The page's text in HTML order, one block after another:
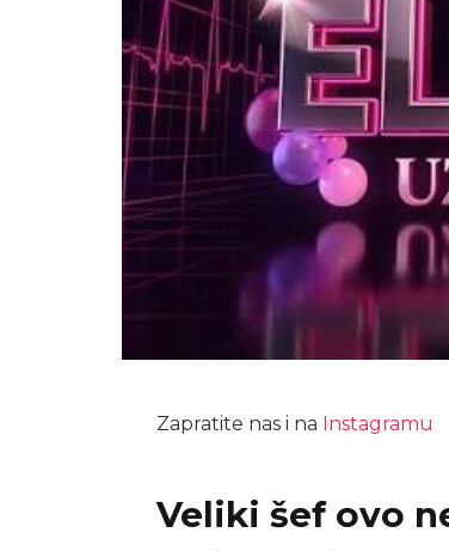
Zapratite nas i na Instagramu
Veliki šef ovo